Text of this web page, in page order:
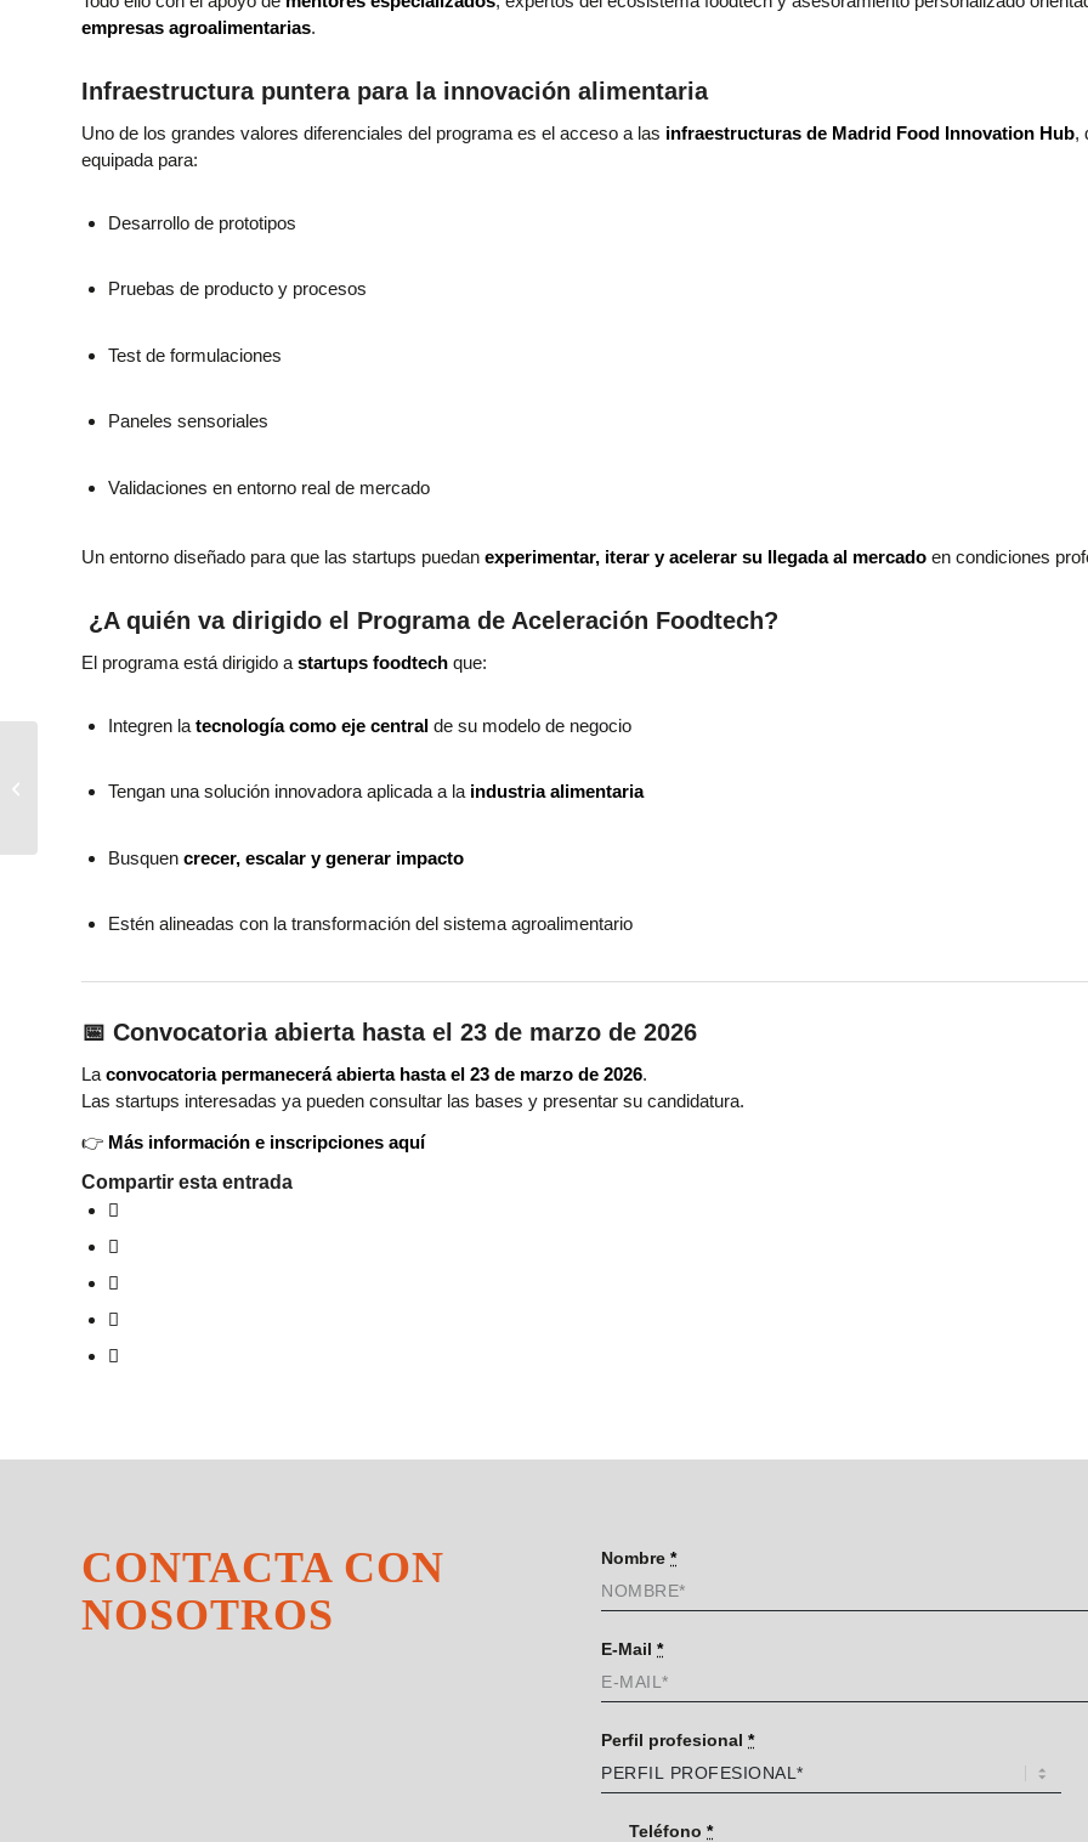
empresas agroalimentarias.
Infraestructura puntera para la innovación alimentaria
Uno de los grandes valores diferenciales del programa es el acceso a las infraestructuras de Madrid Food Innovation Hub,
equipada para:
Desarrollo de prototipos
Pruebas de producto y procesos
Test de formulaciones
Paneles sensoriales
Validaciones en entorno real de mercado
Un entorno diseñado para que las startups puedan experimentar, iterar y acelerar su llegada al mercado en condiciones
¿A quién va dirigido el Programa de Aceleración Foodtech?
El programa está dirigido a startups foodtech que:
Integren la tecnología como eje central de su modelo de negocio
Tengan una solución innovadora aplicada a la industria alimentaria
Busquen crecer, escalar y generar impacto
Estén alineadas con la transformación del sistema agroalimentario
📅 Convocatoria abierta hasta el 23 de marzo de 2026
La convocatoria permanecerá abierta hasta el 23 de marzo de 2026.
Las startups interesadas ya pueden consultar las bases y presentar su candidatura.
👉 Más información e inscripciones aquí
Compartir esta entrada
CONTACTA CON
NOSOTROS
Nombre *
E-Mail *
Perfil profesional *
Teléfono*
saber sobre el Madrid